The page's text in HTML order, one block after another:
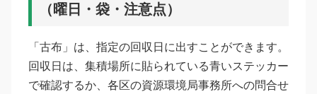
（曜日・袋・注意点）
「古布」は、指定の回収日に出すことができます。
回収日は、集積場所に貼られている青いステッカー
で確認するか、各区の資源環境局事務所への問合せ